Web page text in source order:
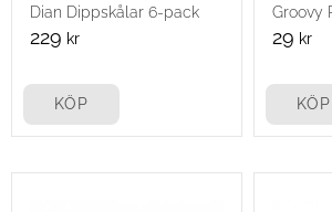
Dian Dippskålar 6-pack
229 kr
KÖP
Groovy
29 kr
KÖP